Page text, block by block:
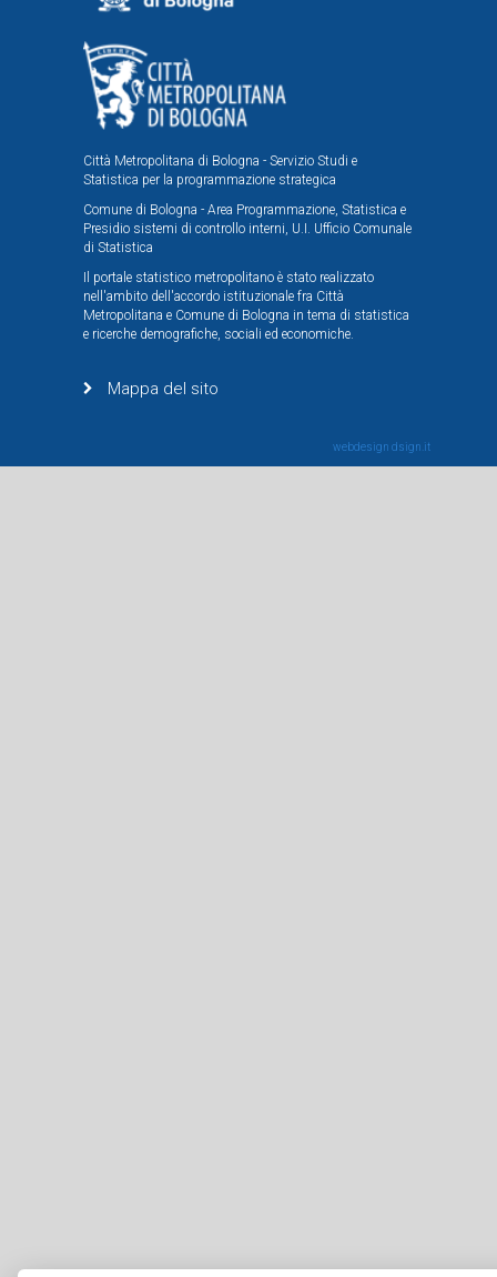
Città Metropolitana di Bologna - Servizio Studi e
Statistica per la programmazione strategica
Comune di Bologna - Area Programmazione, Statistica e
Presidio sistemi di controllo interni, U.I. Ufficio Comunale
di Statistica
Il portale statistico metropolitano è stato realizzato
nell'ambito dell'accordo istituzionale fra Città
Metropolitana e Comune di Bologna in tema di statistica
e ricerche demografiche, sociali ed economiche.
Mappa del sito
webdesign dsign.it